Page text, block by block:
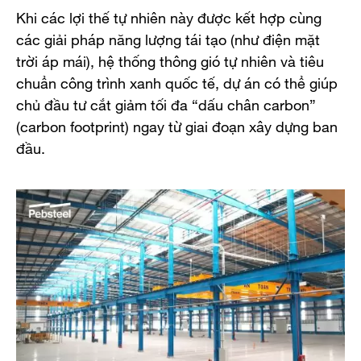
Khi các lợi thế tự nhiên này được kết hợp cùng
các giải pháp năng lượng tái tạo (như điện mặt
trời áp mái), hệ thống thông gió tự nhiên và tiêu
chuẩn công trình xanh quốc tế, dự án có thể giúp
chủ đầu tư cắt giảm tối đa “dấu chân carbon”
(carbon footprint) ngay từ giai đoạn xây dựng ban
đầu.